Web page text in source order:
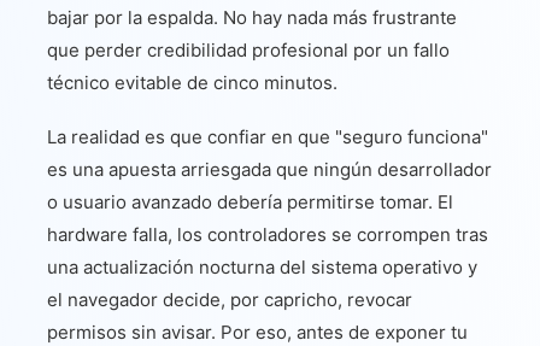
bajar por la espalda. No hay nada más frustrante
que perder credibilidad profesional por un fallo
técnico evitable de cinco minutos.
La realidad es que confiar en que "seguro funciona"
es una apuesta arriesgada que ningún desarrollador
o usuario avanzado debería permitirse tomar. El
hardware falla, los controladores se corrompen tras
una actualización nocturna del sistema operativo y
el navegador decide, por capricho, revocar
permisos sin avisar. Por eso, antes de exponer tu